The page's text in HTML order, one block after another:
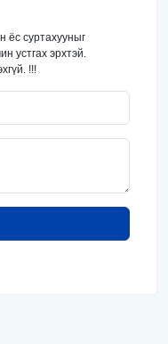
ёс суртахууныг
устгах эрхтэй.
!!!